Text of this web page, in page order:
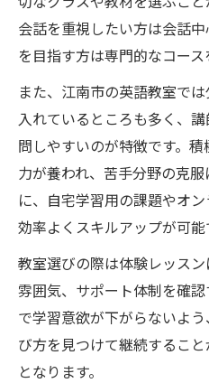
会話を重視したい方は会話
を目指す方は専門的なコース
また、江南市の英語教室で
入れているところも多く、
問しやすいのが特徴です。
力が養われ、苦手分野の克
に、自宅学習用の課題やオ
効率よくスキルアップが可能
教室選びの際は体験レッス
雰囲気、サポート体制を確
で学習意欲が下がらないよ
び方を見つけて継続するこ
となります。